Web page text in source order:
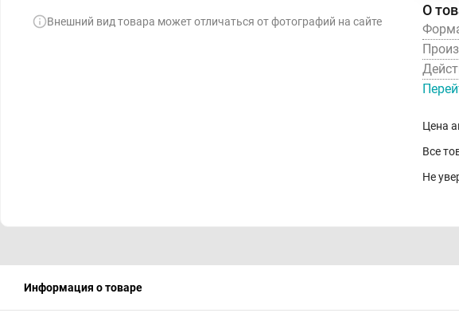
Внешний вид товара может отличаться от фотографий на сайте
О
Цена
Все
Не
Информация о товаре